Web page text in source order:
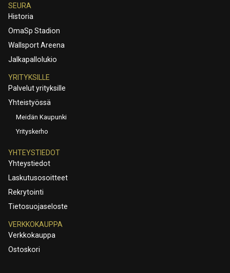
SEURA
Historia
OmaSp Stadion
Wallsport Areena
Jalkapallolukio
YRITYKSILLE
Palvelut yrityksille
Yhteistyössä
Meidän Kaupunki
Yrityskerho
YHTEYSTIEDOT
Yhteystiedot
Laskutusosoitteet
Rekrytointi
Tietosuojaseloste
VERKKOKAUPPA
Verkkokauppa
Ostoskori